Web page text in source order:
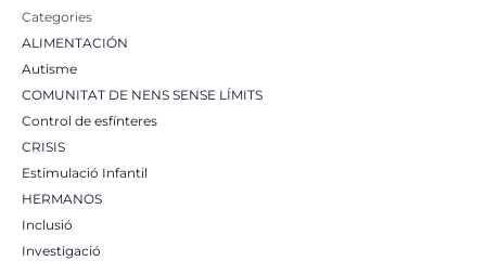
Categories
ALIMENTACIÓN
Autisme
COMUNITAT DE NENS SENSE LÍMITS
Control de esfínteres
CRISIS
Estimulació Infantil
HERMANOS
Inclusió
Investigació